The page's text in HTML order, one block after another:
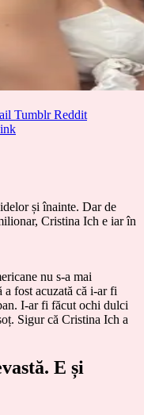
Tumblr Reddit
și înainte. Dar de
Cristina Ich e iar în
nu s-a mai
fost acuzată că i-ar fi
I-ar fi făcut ochi dulci
Sigur că Cristina Ich a
E și